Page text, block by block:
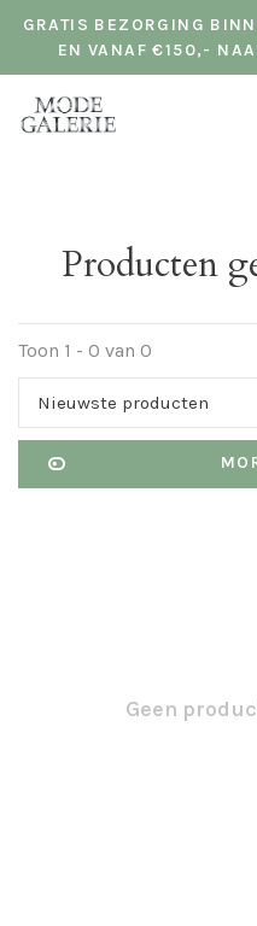
GRATIS BEZORGING
EN VANAF €150,-
Producten
Toon 1 - 0 van 0
Nieuwste producten
Geen